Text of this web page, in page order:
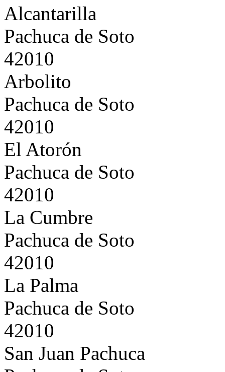
Alcantarilla
Pachuca de Soto
42010
Arbolito
Pachuca de Soto
42010
El Atorón
Pachuca de Soto
42010
La Cumbre
Pachuca de Soto
42010
La Palma
Pachuca de Soto
42010
San Juan Pachuca